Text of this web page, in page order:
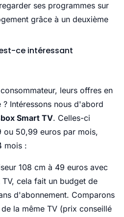
ses programmes sur
grâce à un deuxième
ce intéressant
leurs offres en
Intéressons nous d'abord
Smart TV. Celles-ci
ou 50,99 euros par mois,
mois :
108 cm à 49 euros avec
cela fait un budget de
d'abonnement. Comparons
la même TV (prix conseillé